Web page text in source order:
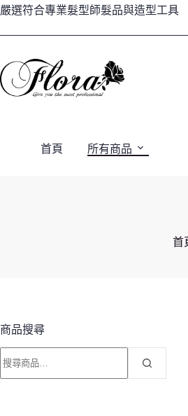
跳
內
容
嚴選符合專業髮型師髮品與造型工具
首頁 所有商品
首
商品搜尋
尋